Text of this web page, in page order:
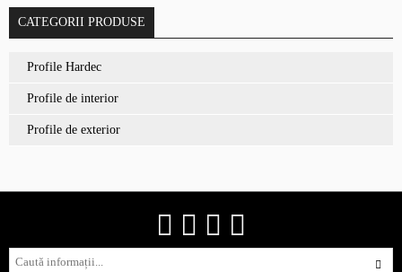
CATEGORII PRODUSE
Profile Hardec
Profile de interior
Profile de exterior